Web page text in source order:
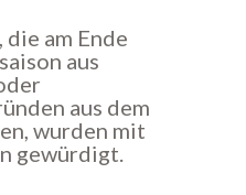
am Ende
aus
aus dem
wurden mit
gewürdigt.